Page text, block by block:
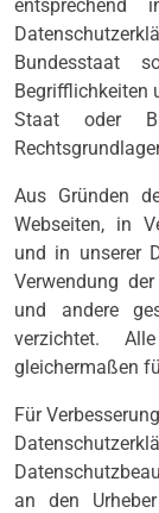
entsprechend
Bundesstaat
Begrifflichkeiten
Staat oder
Aus Gründen
Webseiten, in
und in unserer
Verwendung
und andere
verzichtet.
gleichermaßen
Für
an den